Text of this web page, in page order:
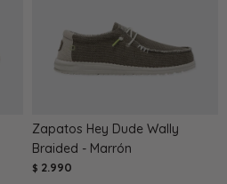
Zapatos Hey Dude Wally
Braided - Marrón
$ 2.990